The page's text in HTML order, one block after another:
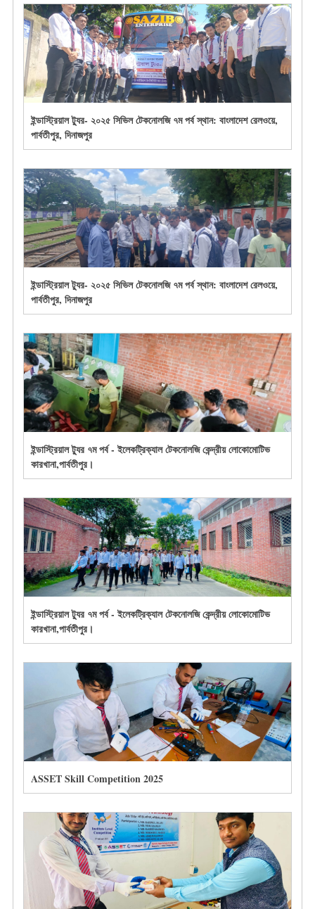
ইন্ডাস্ট্রিয়াল ট্যুর- ২০২৫ সিভিল টেকনোলজি ৭ম পর্ব স্থান: বাংলাদেশ রেলওয়ে,
পার্বতীপুর, দিনাজপুর
ইন্ডাস্ট্রিয়াল ট্যুর- ২০২৫ সিভিল টেকনোলজি ৭ম পর্ব স্থান: বাংলাদেশ রেলওয়ে,
পার্বতীপুর, দিনাজপুর
ইন্ডাস্ট্রিয়াল ট্যুর ৭ম পর্ব - ইলেকট্রিক্যাল টেকনোলজি কেন্দ্রীয় লোকোমোটিভ
কারখানা,পার্বতীপুর।
ইন্ডাস্ট্রিয়াল ট্যুর ৭ম পর্ব - ইলেকট্রিক্যাল টেকনোলজি কেন্দ্রীয় লোকোমোটিভ
কারখানা,পার্বতীপুর।
ASSET Skill Competition 2025